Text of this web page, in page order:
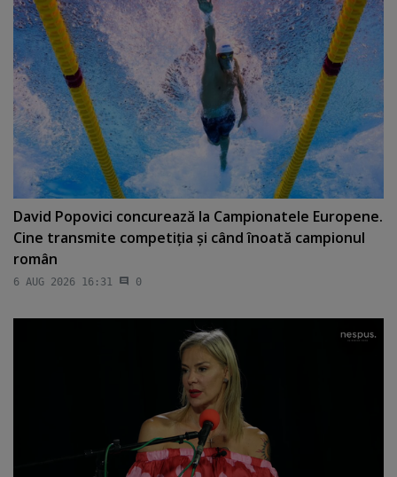
David Popovici concurează la Campionatele Europene.
Cine transmite competiţia şi când înoată campionul
român
6 AUG 2026 16:31 0